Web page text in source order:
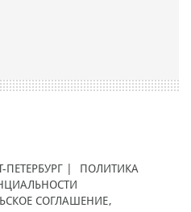
ПЕТЕРБУРГ |
ПОЛИТИКА
СОГЛАШЕНИЕ,